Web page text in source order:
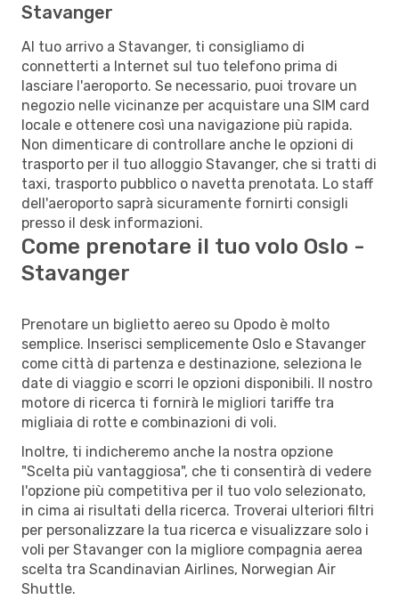
Stavanger
Al tuo arrivo a Stavanger, ti consigliamo di
connetterti a Internet sul tuo telefono prima di
lasciare l'aeroporto. Se necessario, puoi trovare un
negozio nelle vicinanze per acquistare una SIM card
locale e ottenere così una navigazione più rapida.
Non dimenticare di controllare anche le opzioni di
trasporto per il tuo alloggio Stavanger, che si tratti di
taxi, trasporto pubblico o navetta prenotata. Lo staff
dell'aeroporto saprà sicuramente fornirti consigli
presso il desk informazioni.
Come prenotare il tuo volo Oslo -
Stavanger
Prenotare un biglietto aereo su Opodo è molto
semplice. Inserisci semplicemente Oslo e Stavanger
come città di partenza e destinazione, seleziona le
date di viaggio e scorri le opzioni disponibili. Il nostro
motore di ricerca ti fornirà le migliori tariffe tra
migliaia di rotte e combinazioni di voli.
Inoltre, ti indicheremo anche la nostra opzione
"Scelta più vantaggiosa", che ti consentirà di vedere
l'opzione più competitiva per il tuo volo selezionato,
in cima ai risultati della ricerca. Troverai ulteriori filtri
per personalizzare la tua ricerca e visualizzare solo i
voli per Stavanger con la migliore compagnia aerea
scelta tra Scandinavian Airlines, Norwegian Air
Shuttle.